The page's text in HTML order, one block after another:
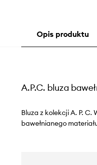
Opis produktu
A.P.C. bluza
Bluza z kolekcji A. P.
bawełnianego